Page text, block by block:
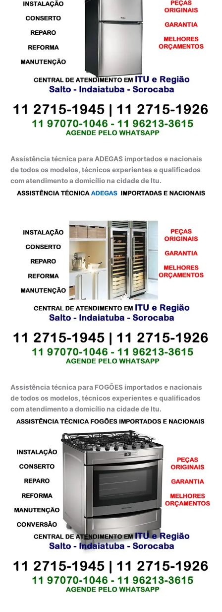
Assistência técnica para ADEGAS importados e nacionais
de todos os modelos, técnicos experientes e qualificados
com atendimento a domicílio na cidade de Itu.
Assistência técnica para FOGÕES importados e nacionais
de todos os modelos, técnicos experientes e qualificados
com atendimento a domicílio na cidade de Itu.